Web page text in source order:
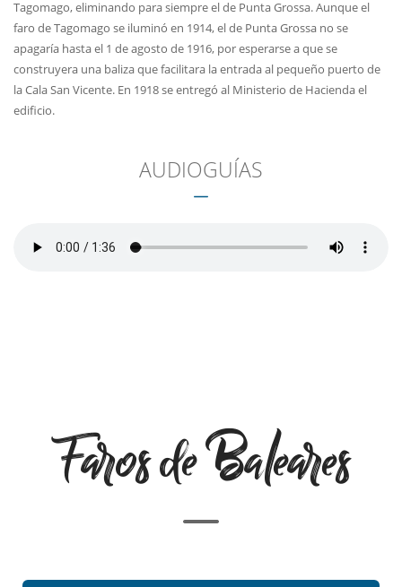
Tagomago, eliminando para siempre el de Punta Grossa. Aunque el
faro de Tagomago se iluminó en 1914, el de Punta Grossa no se
apagaría hasta el 1 de agosto de 1916, por esperarse a que se
construyera una baliza que facilitara la entrada al pequeño puerto de
la Cala San Vicente. En 1918 se entregó al Ministerio de Hacienda el
edificio.
AUDIOGUÍAS
Faros de Baleares